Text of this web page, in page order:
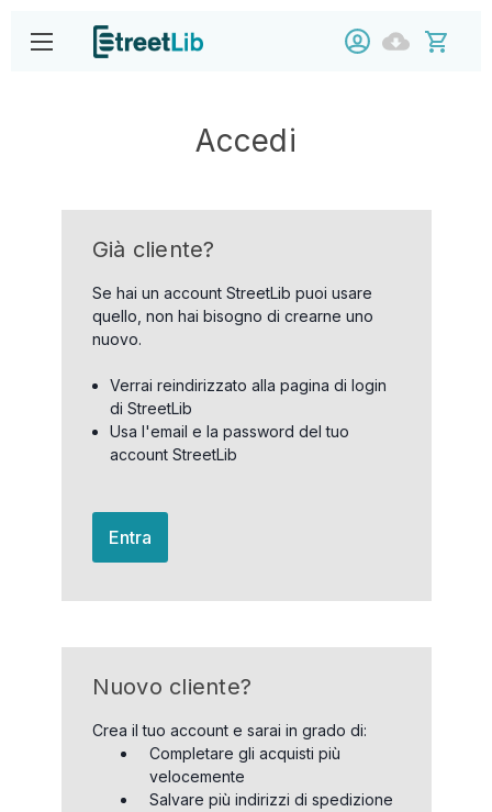
Accedi
Già cliente?
Se hai un account StreetLib puoi usare
quello, non hai bisogno di crearne uno
nuovo.
Verrai reindirizzato alla pagina di login
di StreetLib
Usa l'email e la password del tuo
account StreetLib
Entra
Nuovo cliente?
Crea il tuo account e sarai in grado di:
Completare gli acquisti più
velocemente
Salvare più indirizzi di spedizione